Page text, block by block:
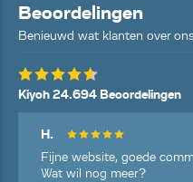
Beoordelingen
Benieuwd wat klanten over
Kiyoh 24.694 Beoordelingen
H.
Fijne website, goede
Wat wil nog meer?